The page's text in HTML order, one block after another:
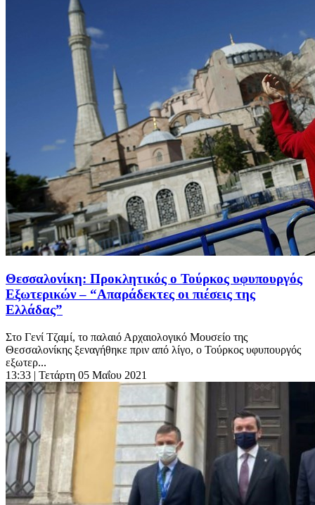
Θεσσαλονίκη: Προκλητικός ο Τούρκος υφυπουργός
Εξωτερικών – “Απαράδεκτες οι πιέσεις της
Ελλάδας”
Στο Γενί Τζαμί, το παλαιό Αρχαιολογικό Μουσείο της
Θεσσαλονίκης ξεναγήθηκε πριν από λίγο, ο Τούρκος υφυπουργός
εξωτερ...
13:33 | Τετάρτη 05 Μαΐου 2021